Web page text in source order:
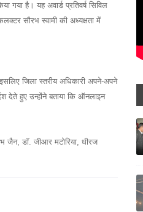
गया है। यह अवार्ड प्रतिवर्ष सिविल
सौरभ स्वामी की अध्यक्षता में
जिला स्तरीय अधिकारी अपने-अपने
देते हुए उन्होंने बताया कि ऑनलाइन
डॉ. जीआर मटोरिया, धीरज